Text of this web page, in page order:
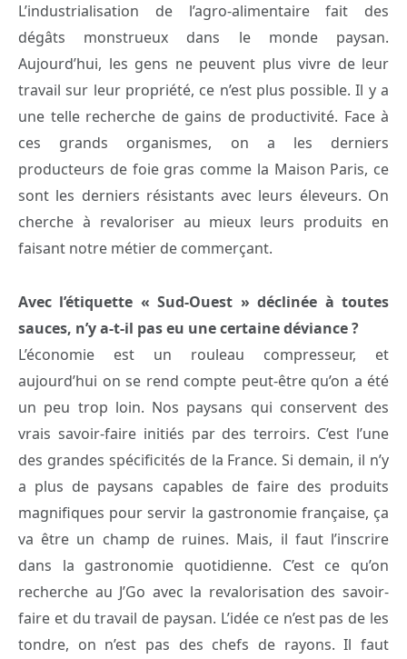
L’industrialisation de l’agro-alimentaire fait des
dégâts monstrueux dans le monde paysan.
Aujourd’hui, les gens ne peuvent plus vivre de leur
travail sur leur propriété, ce n’est plus possible. Il y a
une telle recherche de gains de productivité. Face à
ces grands organismes, on a les derniers
producteurs de foie gras comme la Maison Paris, ce
sont les derniers résistants avec leurs éleveurs. On
cherche à revaloriser au mieux leurs produits en
faisant notre métier de commerçant.
Avec l’étiquette « Sud-Ouest » déclinée à toutes
sauces, n’y a-t-il pas eu une certaine déviance ?
L’économie est un rouleau compresseur, et
aujourd’hui on se rend compte peut-être qu’on a été
un peu trop loin. Nos paysans qui conservent des
vrais savoir-faire initiés par des terroirs. C’est l’une
des grandes spécificités de la France. Si demain, il n’y
a plus de paysans capables de faire des produits
magnifiques pour servir la gastronomie française, ça
va être un champ de ruines. Mais, il faut l’inscrire
dans la gastronomie quotidienne. C’est ce qu’on
recherche au J’Go avec la revalorisation des savoir-
faire et du travail de paysan. L’idée ce n’est pas de les
tondre, on n’est pas des chefs de rayons. Il faut